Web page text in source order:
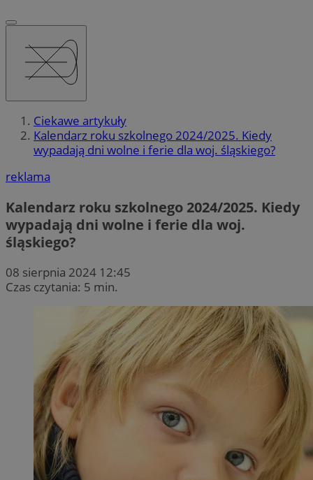
Ciekawe artykuły
Kalendarz roku szkolnego 2024/2025. Kiedy
wypadają dni wolne i ferie dla woj. śląskiego?
reklama
Kalendarz roku szkolnego 2024/2025. Kiedy
wypadają dni wolne i ferie dla woj.
śląskiego?
08 sierpnia 2024 12:45
Czas czytania: 5 min.